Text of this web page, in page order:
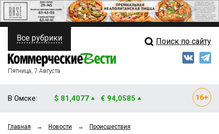
ПОЛИТИКА
ФИНАНСЫ
ОБЩЕСТВО
Свежий выпуск
Мнения
Все рубрики Поиск по сайту
Пятница, 7 Августа
В Омске: $ 81,4077 € 94,0585
Главная → Новости → Происшествия